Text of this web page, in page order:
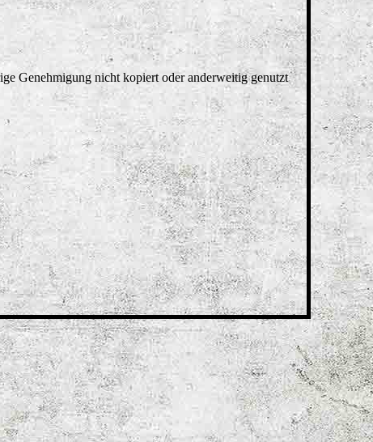
Genehmigung nicht kopiert oder anderweitig genutzt